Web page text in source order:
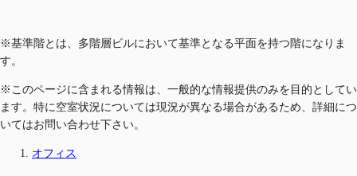
※基準階とは、多階層ビルにおいて基準となる平面を持つ階になりま
す。
※このページに含まれる情報は、一般的な情報提供のみを目的としてい
ます。特に空室状況については現況が異なる場合があるため、詳細につ
いてはお問い合わせ下さい。
オフィス